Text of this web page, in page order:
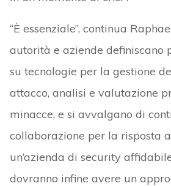
“È essenziale”, continua
autorità e aziende definiscano
su tecnologie per la gestione
attacco, analisi e valutazione
minacce, e si avvalgano di
collaborazione per la risposta
un’azienda di security
dovranno infine avere un